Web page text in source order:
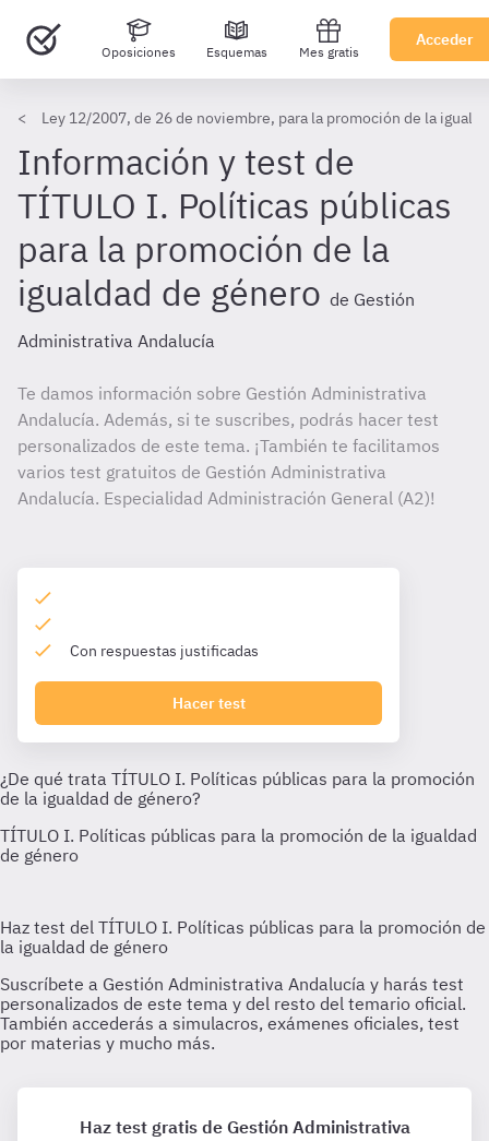
Oposiciones Esquemas Mes gratis
Acceder
Ley 12/2007, de 26 de noviembre, para la promoción de la
Información y test de
TÍTULO I. Políticas públicas
para la promoción de la
igualdad de género de Gestión
Administrativa Andalucía
Te damos información sobre Gestión Administrativa
Andalucía. Además, si te suscribes, podrás hacer test
personalizados de este tema. ¡También te facilitamos
varios test gratuitos de Gestión Administrativa
Andalucía. Especialidad Administración General (A2)!
Con respuestas justificadas
Hacer test
Haz test gratis de Gestión Administrativa